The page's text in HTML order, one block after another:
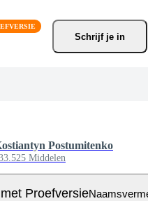
Schrijf je in
Postumitenko
Middelen
Proefversie